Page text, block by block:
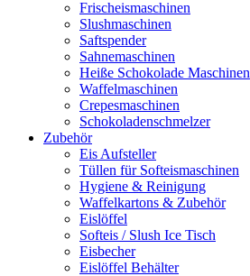
Frischeismaschinen
Slushmaschinen
Saftspender
Sahnemaschinen
Heiße Schokolade Maschinen
Waffelmaschinen
Crepesmaschinen
Schokoladenschmelzer
Zubehör
Eis Aufsteller
Tüllen für Softeismaschinen
Hygiene & Reinigung
Waffelkartons & Zubehör
Eislöffel
Softeis / Slush Ice Tisch
Eisbecher
Eislöffel Behälter